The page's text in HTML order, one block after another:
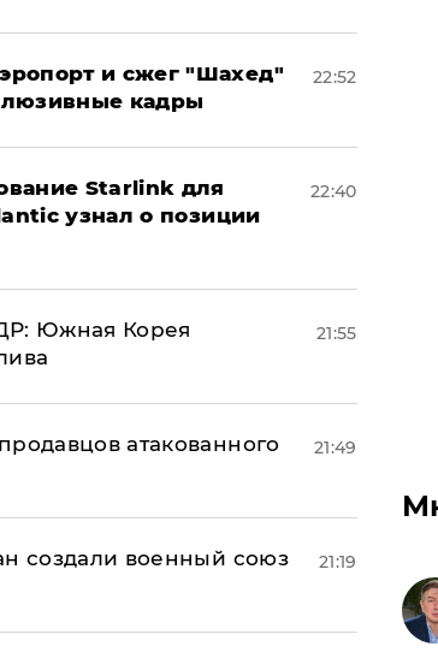
и сжег "Шахед"
кадры
22:52
Starlink для
узнал о позиции
22:40
Южная Корея
21:55
атакованного
21:49
создали военный союз
21:19